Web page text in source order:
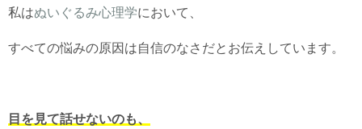
私はぬいぐるみ心理学において、
すべての悩みの原因は自信のなさだとお伝えしています。
目を見て話せないのも、